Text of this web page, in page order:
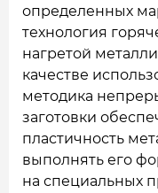
определенных
технология
нагретой
качестве
методика
заготовки
пластичность
выполнять его
на специальных